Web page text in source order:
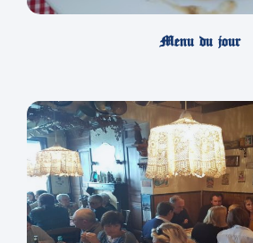
Menu du jour